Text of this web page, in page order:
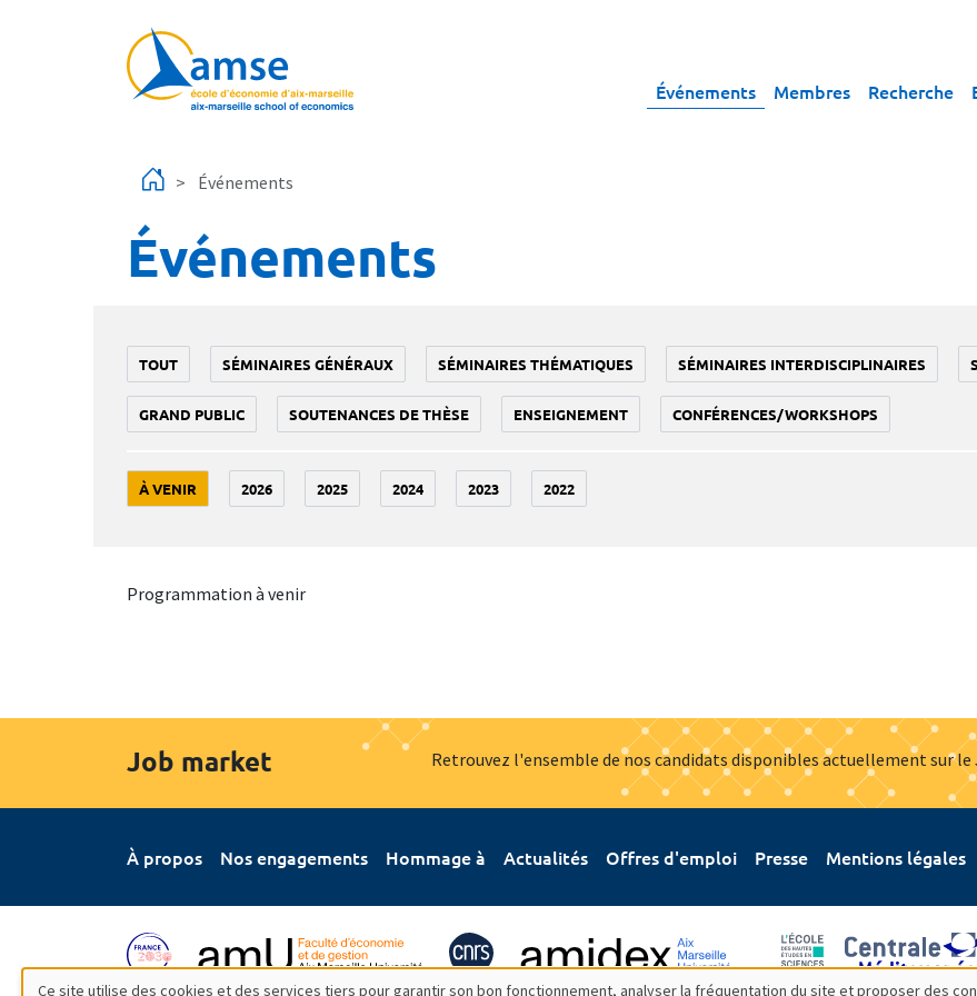
Événements Membres Recherche
Événements
Événements
TOUT SÉMINAIRES GÉNÉRAUX SÉMINAIRES THÉMATIQUES SÉMINAIRES INTERDISCIPLINAIRES
GRAND PUBLIC SOUTENANCES DE THÈSE ENSEIGNEMENT CONFÉRENCES/WORKSHOPS
À VENIR 2026 2025 2024 2023 2022
Programmation à venir
Job market Retrouvez l'ensemble de nos candidats disponibles actuellement sur
À propos Nos engagements Hommage à Actualités Offres d'emploi Presse Mentions légales
Ce site utilise des cookies et des services tiers pour garantir son bon fonctionnement, analyser la fréquentation du site et proposer des